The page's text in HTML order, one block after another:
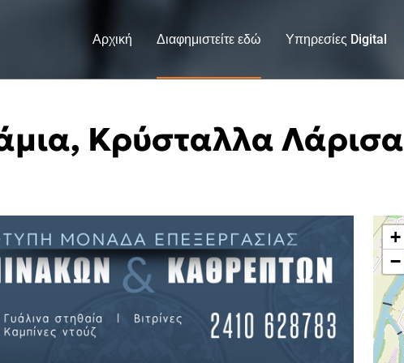
Αρχική Διαφημιστείτε εδώ Υπηρεσίες Digital
Κρύσταλλα Λάρισα
+
−